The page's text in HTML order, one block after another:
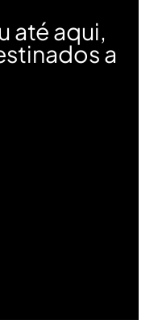
até aqui,
a